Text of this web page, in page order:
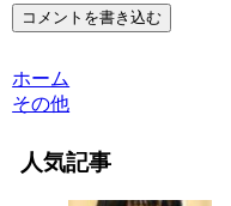
コメントを書き込む
ホーム
その他
人気記事